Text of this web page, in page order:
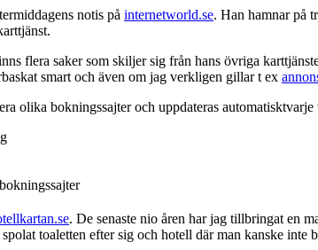
notis på internetworld.se. Han hamnar på
flera saker som skiljer sig från hans övriga
smart och även om jag verkligen gillar t ex
olika bokningssajter och uppdateras
. De senaste nio åren har jag tillbringat en
toaletten efter sig och hotell där man kanske